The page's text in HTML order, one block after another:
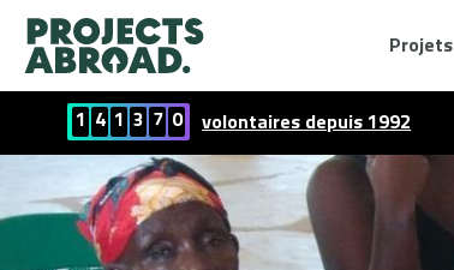
Projets
1 4 1 3 7 0 volontaires depuis 1992